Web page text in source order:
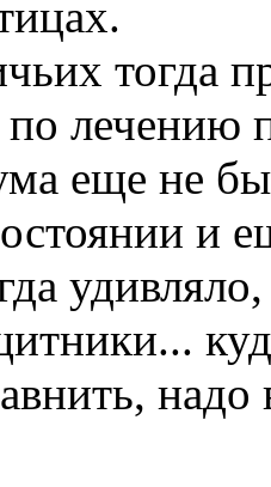
тогда
лечению
еще не
и
надо